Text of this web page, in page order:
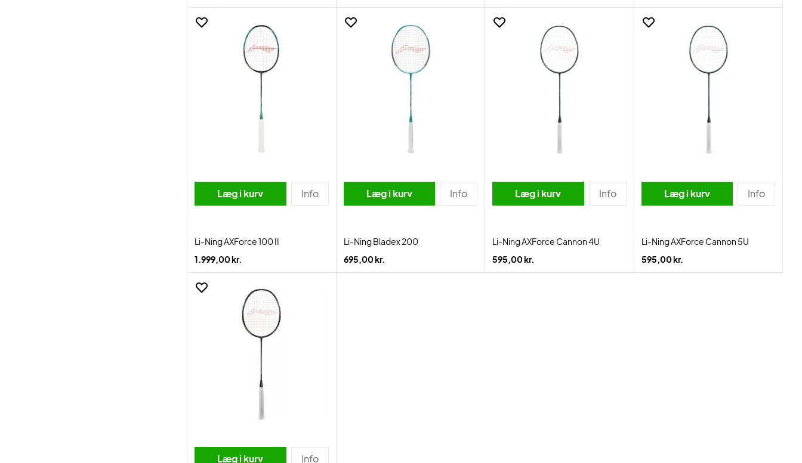
Læg i kurv Info
Li-Ning AXForce 100 II
1.999,00 kr.
Læg i kurv Info
Li-Ning Bladex 200
695,00 kr.
Læg i kurv Info
Li-Ning AXForce Cannon 4U
595,00 kr.
Læg i kurv Info
Li-Ning AXForce Cannon 5U
595,00 kr.
Læg i kurv Info